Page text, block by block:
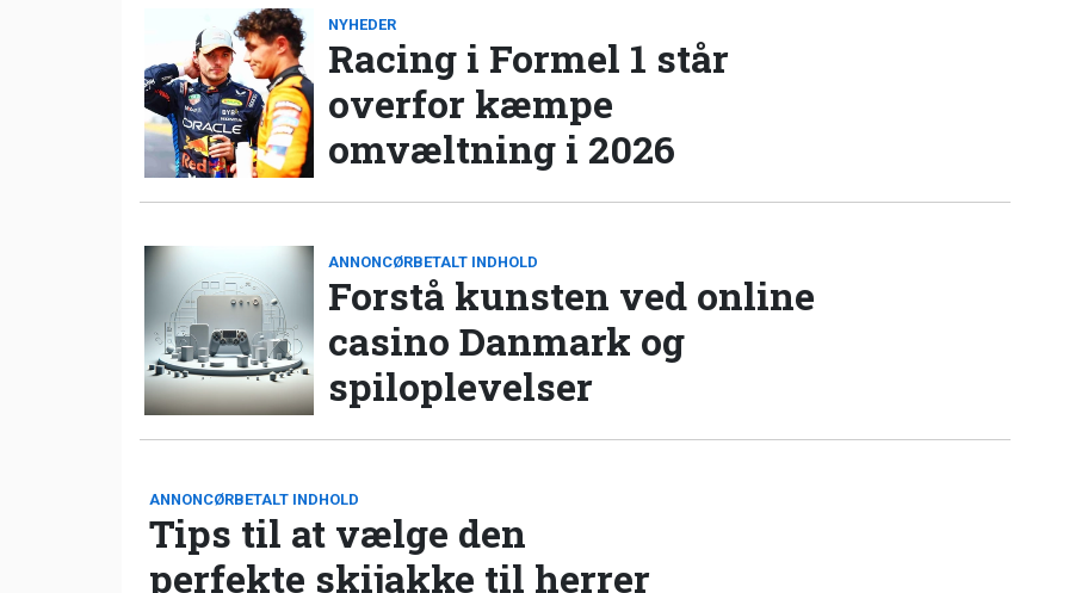
NYHEDER
Racing i Formel 1 står
overfor kæmpe
omvæltning i 2026
ANNONCØRBETALT INDHOLD
Forstå kunsten ved online
casino Danmark og
spiloplevelser
ANNONCØRBETALT INDHOLD
Tips til at vælge den
perfekte skijakke til herrer